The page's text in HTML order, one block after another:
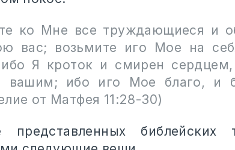
ко Мне все труждающиеся и
вас; возьмите иго Мое на
Я кроток и смирен
вашим; ибо иго Мое благо, и
от Матфея 11:28-30)
библейских